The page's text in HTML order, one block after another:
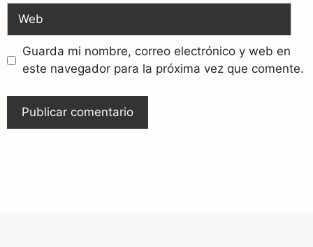
Guarda mi nombre, correo electrónico y web en
este navegador para la próxima vez que comente.